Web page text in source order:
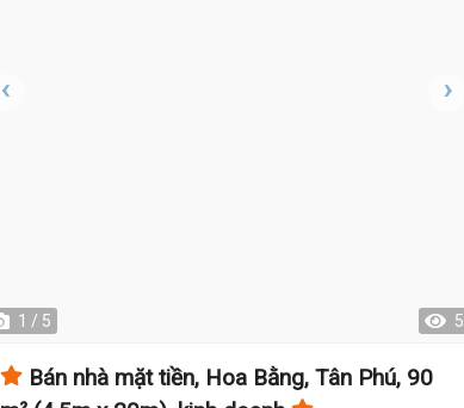
1 / 5 5
Bán nhà mặt tiền, Hoa Bằng, Tân Phú, 90